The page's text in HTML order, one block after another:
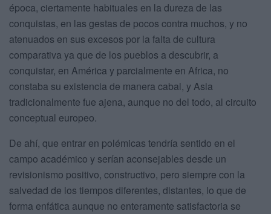
época, ciertamente habituales en la dureza de las
conquistas, en las gestas de pocos contra muchos, y no
atenuados en sus excesos por la falta de cultura
comparativa ya que de los pueblos a descubrir, a
conquistar, en América y parcialmente en Africa, no
constaba su existencia de manera cabal, y Asia
tradicionalmente fue ajena, aunque no del todo, al circuito
conceptual europeo.
De ahí, que entrar en polémicas tendría sentido en el
campo académico y serían aconsejables desde un
revisionismo positivo, constructivo, pero siempre con la
salvedad de los tiempos diferentes, distantes, lo que de
forma enfática aunque no enteramente satisfactoria se